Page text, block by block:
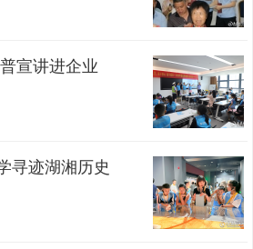
宣讲进企业
寻迹湖湘历史